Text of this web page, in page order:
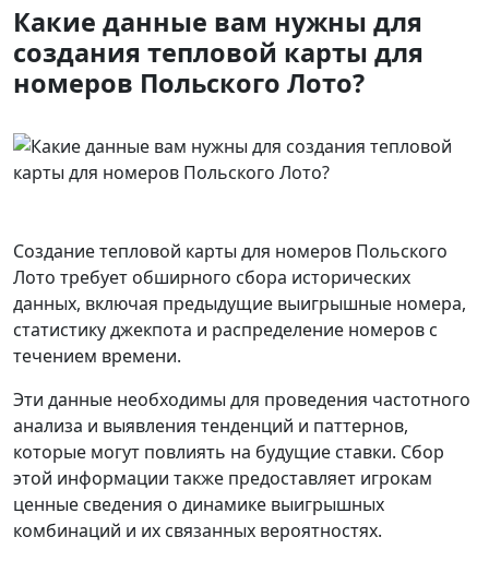
Какие данные вам нужны для
создания тепловой карты для
номеров Польского Лото?
Создание тепловой карты для номеров Польского
Лото требует обширного сбора исторических
данных, включая предыдущие выигрышные номера,
статистику джекпота и распределение номеров с
течением времени.
Эти данные необходимы для проведения частотного
анализа и выявления тенденций и паттернов,
которые могут повлиять на будущие ставки. Сбор
этой информации также предоставляет игрокам
ценные сведения о динамике выигрышных
комбинаций и их связанных вероятностях.